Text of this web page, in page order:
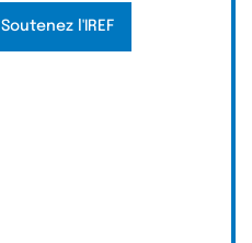
Soutenez l'IREF